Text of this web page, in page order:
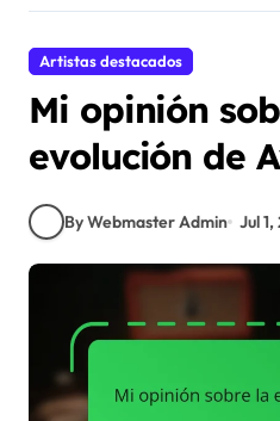
Artistas destacados
Mi opinión
evolución de
By Webmaster Admin Jul